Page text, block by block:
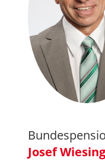
Josef